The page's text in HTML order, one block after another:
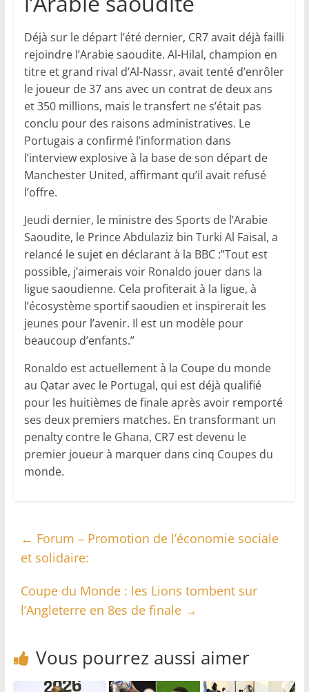
Déjà sur le départ l’été dernier, CR7 avait déjà failli
rejoindre l’Arabie saoudite. Al-Hilal, champion en
titre et grand rival d’Al-Nassr, avait tenté d’enrôler
le joueur de 37 ans avec un contrat de deux ans
et 350 millions, mais le transfert ne s’était pas
conclu pour des raisons administratives. Le
Portugais a confirmé l’information dans
l’interview explosive à la base de son départ de
Manchester United, affirmant qu’il avait refusé
l’offre.
Jeudi dernier, le ministre des Sports de l’Arabie
Saoudite, le Prince Abdulaziz bin Turki Al Faisal, a
relancé le sujet en déclarant à la BBC :”Tout est
possible, j’aimerais voir Ronaldo jouer dans la
ligue saoudienne. Cela profiterait à la ligue, à
l’écosystème sportif saoudien et inspirerait les
jeunes pour l’avenir. Il est un modèle pour
beaucoup d’enfants.”
Ronaldo est actuellement à la Coupe du monde
au Qatar avec le Portugal, qui est déjà qualifié
pour les huitièmes de finale après avoir remporté
ses deux premiers matches. En transformant un
penalty contre le Ghana, CR7 est devenu le
premier joueur à marquer dans cinq Coupes du
monde.
← Forum – Promotion de l’économie sociale
et solidaire:
Coupe du Monde : les Lions tombent sur
l’Angleterre en 8es de finale →
Vous pourrez aussi aimer